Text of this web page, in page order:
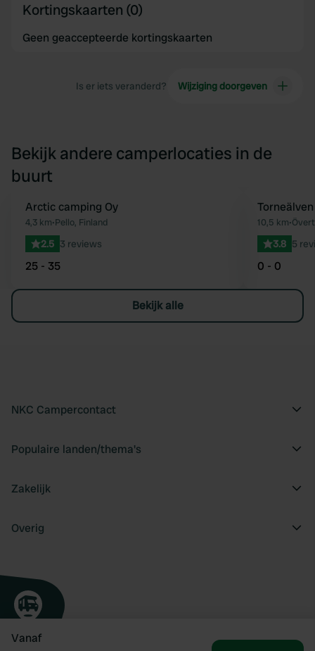
Vanaf
Kortingskaarten (0)
Geen geaccepteerde kortingskaarten
Is er iets veranderd? Wijziging doorgeven
Bekijk andere camperlocaties in de
buurt
Favoriet
Arctic camping Oy
4,3 km•Pello, Finland
2.5 3 reviews
25 - 35
10,5 km•
3.8 5
0 - 0
Bekijk alle
NKC Campercontact
Populaire landen/thema's
Zakelijk
Overig